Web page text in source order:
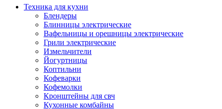
Техника для кухни
Блендеры
Блинницы электрические
Вафельницы и орешницы электрические
Грили электрические
Измельчители
Йогуртницы
Коптильни
Кофеварки
Кофемолки
Кронштейны для свч
Кухонные комбайны